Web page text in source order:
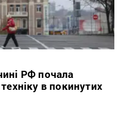
РФ почала
в покинутих